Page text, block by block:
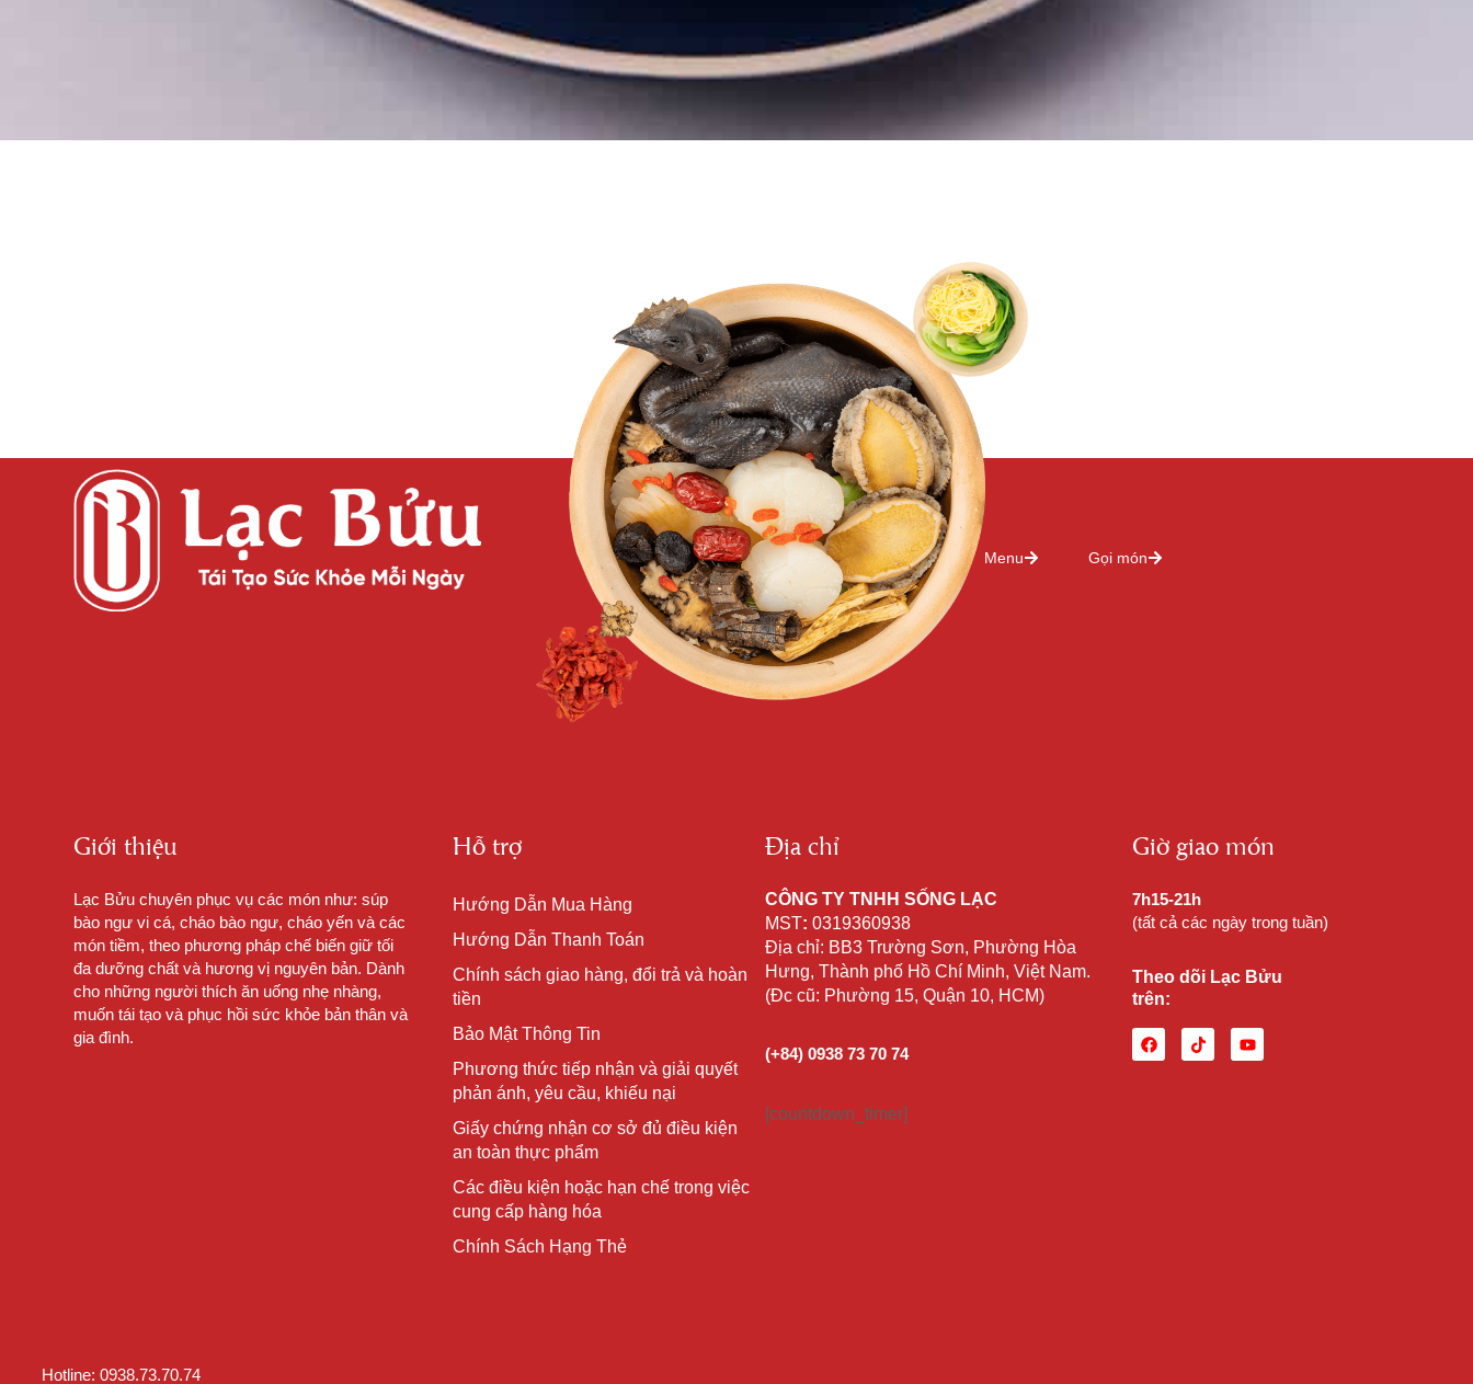
Menu Gọi món
Giới thiệu
Lạc Bửu chuyên phục vụ các món như: súp
bào ngư vi cá, cháo bào ngư, cháo yến và các
món tiềm, theo phương pháp chế biến giữ tối
đa dưỡng chất và hương vị nguyên bản. Dành
cho những người thích ăn uống nhẹ nhàng,
muốn tái tạo và phục hồi sức khỏe bản thân và
gia đình.
Hỗ trợ
Hướng Dẫn Mua Hàng
Hướng Dẫn Thanh Toán
Chính sách giao hàng, đổi trả và hoàn
tiền
Bảo Mật Thông Tin
Phương thức tiếp nhận và giải quyết
phản ánh, yêu cầu, khiếu nại
Giấy chứng nhận cơ sở đủ điều kiện
an toàn thực phẩm
Các điều kiện hoặc hạn chế trong việc
cung cấp hàng hóa
Chính Sách Hạng Thẻ
Địa chỉ
CÔNG TY TNHH SỐNG LẠC
MST: 0319360938
Địa chỉ: BB3 Trường Sơn, Phường Hòa
Hưng, Thành phố Hồ Chí Minh, Việt Nam.
(Đc cũ: Phường 15, Quận 10, HCM)
(+84) 0938 73 70 74
[countdown_timer]
Giờ giao món
7h15-21h
(tất cả các ngày trong tuần)
Theo dõi Lạc Bửu
trên:
Hotline: 0938.73.70.74